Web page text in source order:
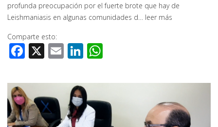
profunda preocupación por el fuerte brote que hay de
Leishmaniasis en algunas comunidades d… leer más
Comparte esto:
Facebook
X EmailLinkedIn